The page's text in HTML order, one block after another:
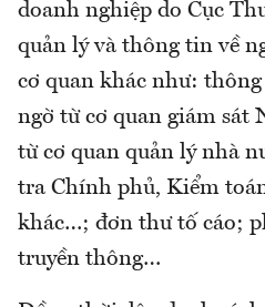
doanh nghiệp do Cục
quản lý và thông tin về
cơ quan khác như:
ngờ từ cơ quan giám sát
từ cơ quan quản lý nhà
tra Chính phủ, Kiểm
khác…; đơn thư tố cáo;
truyền thông…